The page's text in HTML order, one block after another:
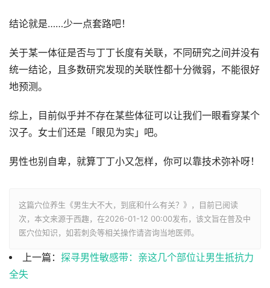
结论就是……少一点套路吧！
关于某一体征是否与丁丁长度有关联，不同研究之间并没有
统一结论，且多数研究发现的关联性都十分微弱，不能很好
地预测。
综上，目前似乎并不存在某些体征可以让我们一眼看穿某个
汉子。女士们还是「眼见为实」吧。
男性也别自卑，就算丁丁小又怎样，你可以靠技术弥补呀！
这篇穴位养生《男生大不大，到底和什么有关？》，目前已阅读
次，本文来源于西趣，在2026-01-12 00:00发布，该文旨在普及中
医穴位知识，如若刺灸等相关操作请咨询当地医师。
上一篇： 探寻男性敏感带：亲这几个部位让男生抵抗力
全失